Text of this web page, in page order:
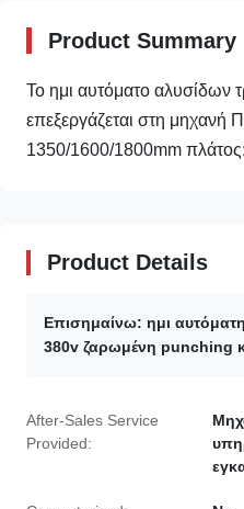
Product Summary
Το ημι αυτόματο αλυσίδων
επεξεργάζεται στη
1350/1600/1800mm
Product Details
Επισημαίνω: ημι
380v ζαρωμένη punching
After-Sales Service
Provided: